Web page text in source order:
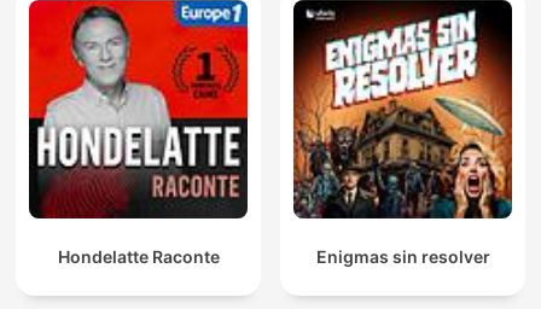
Hondelatte Raconte Enigmas sin resolver